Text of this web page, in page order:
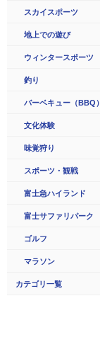
スカイスポーツ
地上での遊び
ウィンタースポーツ
釣り
バーベキュー（BBQ）
文化体験
味覚狩り
スポーツ・観戦
富士急ハイランド
富士サファリパーク
ゴルフ
マラソン
カテゴリ一覧